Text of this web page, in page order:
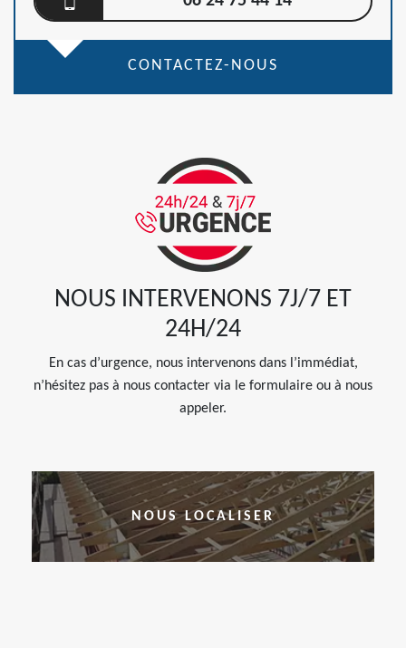
CONTACTEZ-NOUS
NOUS INTERVENONS 7J/7 ET
24H/24
En cas d’urgence, nous intervenons dans l’immédiat,
n’hésitez pas à nous contacter via le formulaire ou à nous
appeler.
NOUS LOCALISER